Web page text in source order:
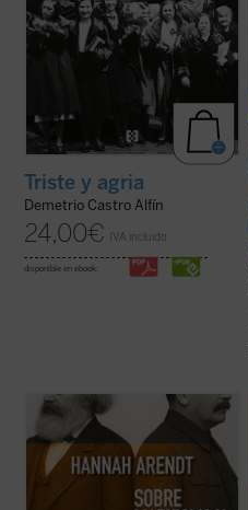
Triste y agria
Demetrio Castro Alfín
24,00€ IVA incluido
disponible en ebook:
Este libro no solo recupera una faceta
menos conocida —pero crucial— de una de
las mentes más incisivas del siglo XX, sino
que también ofrece herramientas
esenciales para pensar nuestro presente.
Porque, como muestra Arendt, entender ...
(ver ficha)